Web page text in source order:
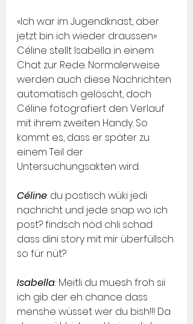
«Ich war im Jugendknast, aber
jetzt bin ich wieder draussen»
Céline stellt Isabella in einem
Chat zur Rede. Normalerweise
werden auch diese Nachrichten
automatisch gelöscht, doch
Céline fotografiert den Verlauf
mit ihrem zweiten Handy. So
kommt es, dass er später zu
einem Teil der
Untersuchungsakten wird.
Céline: du postisch wüki jedi
nachricht und jede snap wo ich
post? findsch nöd chli schad
dass dini story mit mir überfüllsch
so für nüt?
Isabella: Meitli du muesh froh sii
ich gib der eh chance dass
menshe wüsset wer du bish!!! Da